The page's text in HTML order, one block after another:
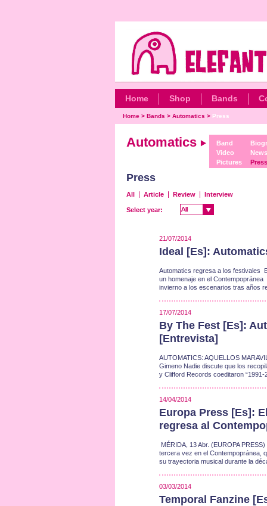
Home Shop Bands
Home> Bands > Automatics > Press
Automatics
Band
Video
Pictures
News
Press
Press
All Article Review Interview
Select year: All
All
21/07/2014
Ideal [Es]:
Automatics regresa a los festivales
un homenaje en el
invierno a los escenarios tras años
17/07/2014
By The Fest [Es]:
[Entrevista]
AUTOMATICS: AQUELLOS
Gimeno Nadie discute que los
y Clifford Records coeditaron
14/04/2014
Europa Press [Es]:
regresa al
MÉRIDA, 13 Abr. (EUROPA
tercera vez en el Contempopránea,
su trayectoria musical durante la
03/03/2014
Temporal Fanzine